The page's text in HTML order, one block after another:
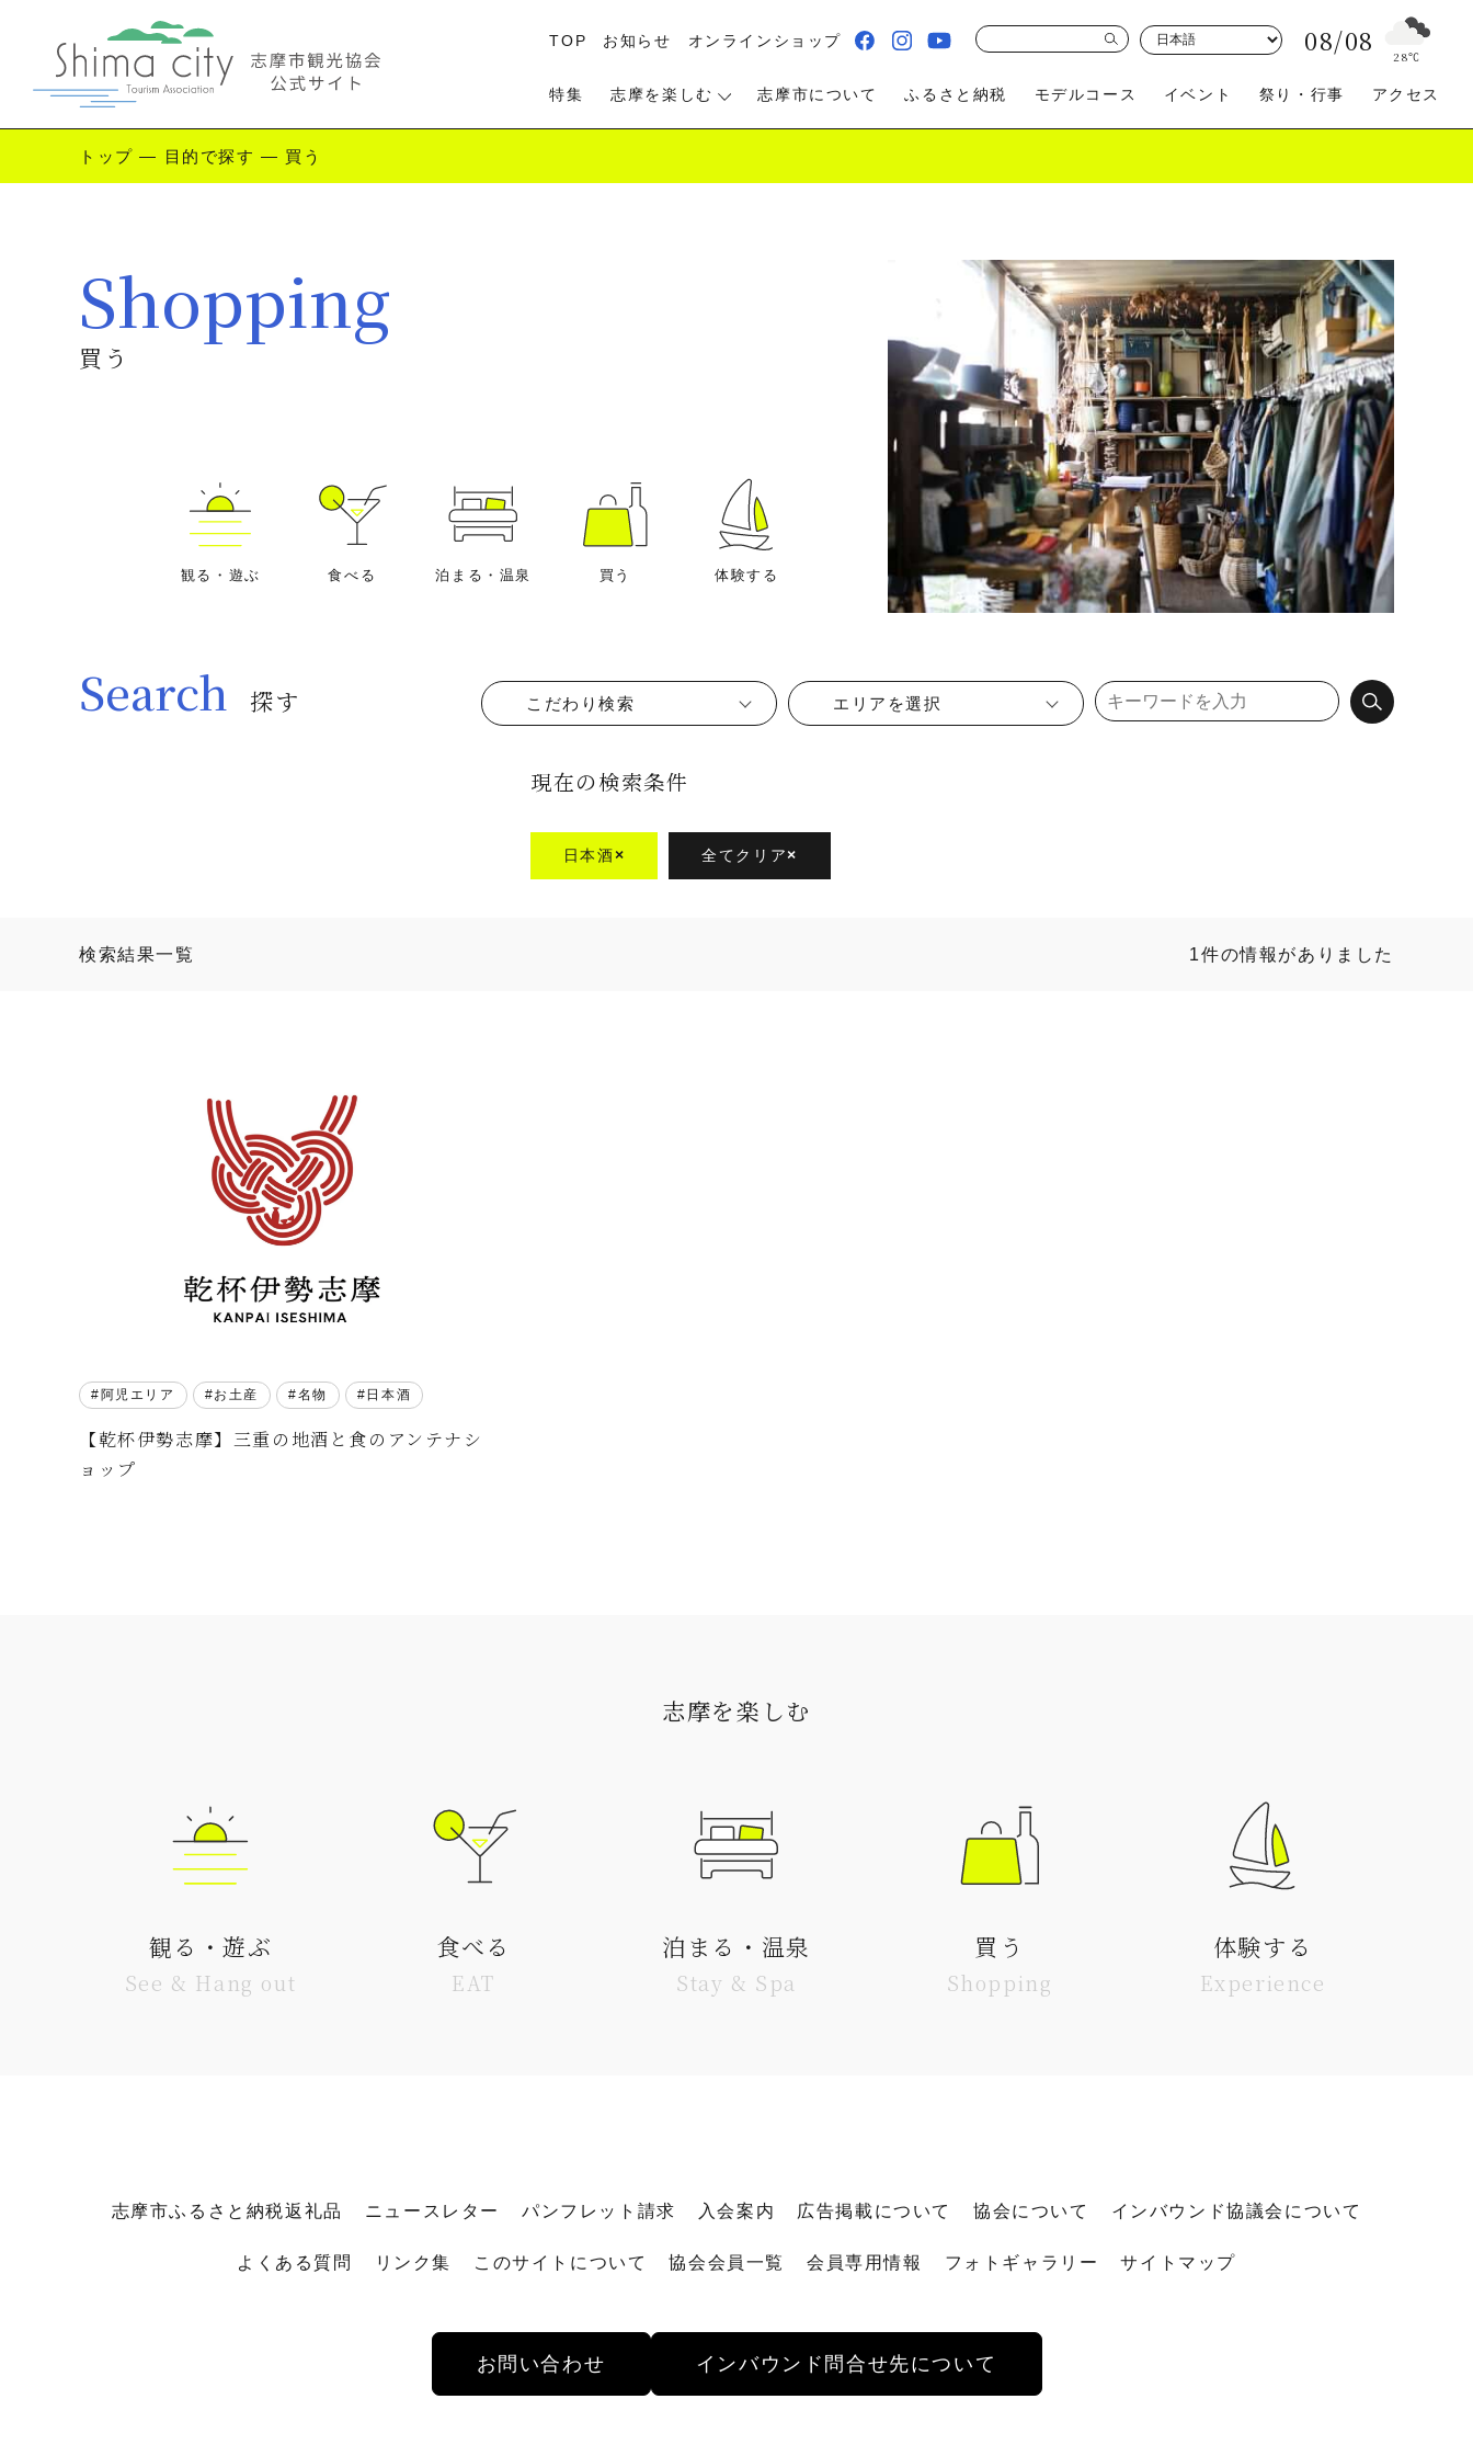
TOP お知らせ オンラインショップ 08/08 28℃
特集 志摩を楽しむ
Enjoy Shima
志摩を楽しむ
買う 体験
志摩市について ふるさと納税 モデルコース イベント 祭り・行事 アクセス
トップ — 目的で探す — 買う
Shopping
買う
観る・遊ぶ 食べる 泊まる・温泉 買う 体験する
Search 探す こだわり検索 エリアを選択
現在の検索条件
日本酒× 全てクリア×
検索結果一覧 1件の情報がありました
阿児エリア お土産 名物 日本酒
【乾杯伊勢志摩】三重の地酒と食のアンテナシ
ョップ
志摩を楽しむ
観る・遊ぶ
See & Hang out
食べる
EAT
泊まる・温泉
Stay & Spa
買う
Shopping
体験する
Experience
志摩市ふるさと納税返礼品 ニュースレター パンフレット請求 入会案内 広告掲載について 協会について インバウンド協議会について
よくある質問 リンク集 このサイトについて 協会会員一覧 会員専用情報 フォトギャラリー サイトマップ
お問い合わせ インバウンド 問合せ先について